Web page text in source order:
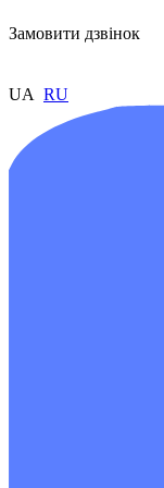
Замовити дзвінок
UA RU